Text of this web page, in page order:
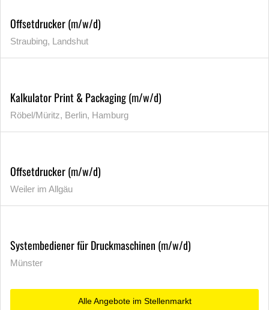
Offsetdrucker (m/w/d)
Straubing, Landshut
Kalkulator Print & Packaging (m/w/d)
Röbel/Müritz, Berlin, Hamburg
Offsetdrucker (m/w/d)
Weiler im Allgäu
Systembediener für Druckmaschinen (m/w/d)
Münster
Alle Angebote im Stellenmarkt